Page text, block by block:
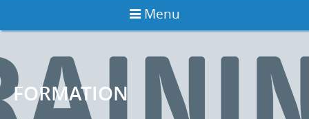
Menu
FORMATION